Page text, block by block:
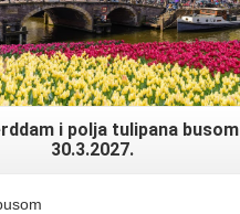
i polja tulipana busom
30.3.2027.